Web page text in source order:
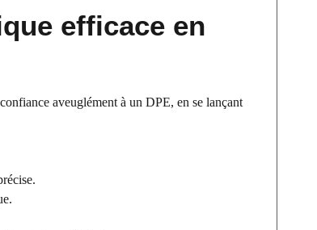
efficace en
aveuglément à un DPE, en se lançant